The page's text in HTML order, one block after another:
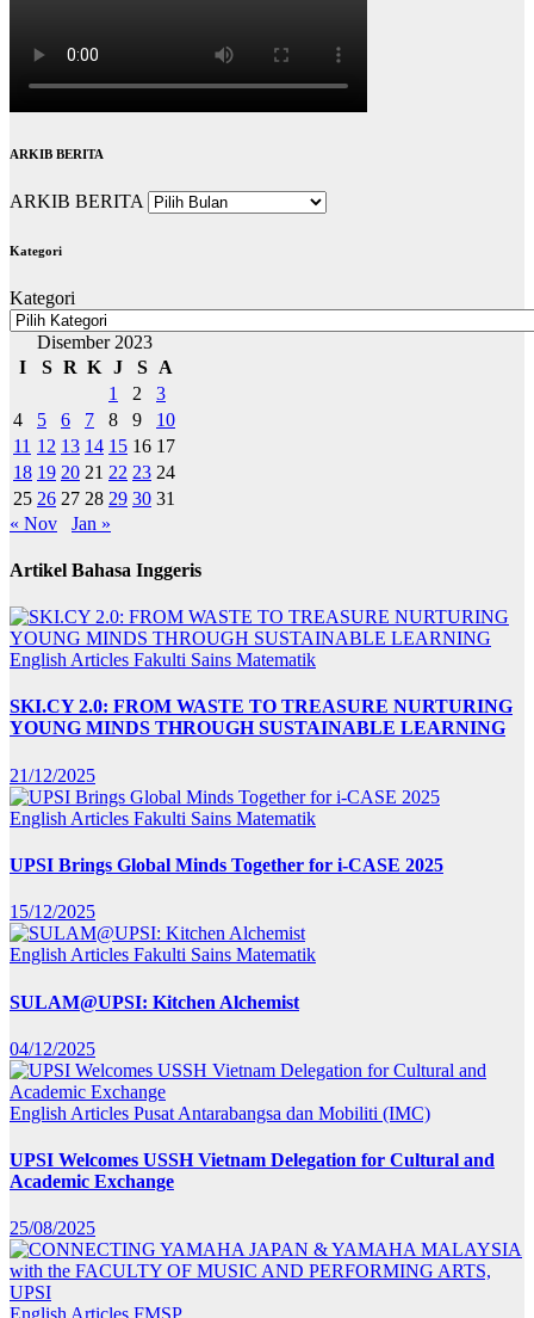
ARKIB BERITA
ARKIB BERITA
Kategori
Kategori
Disember 2023
I
S R K J S
A
1
2
3
4
5 6 7 8 9
10
11 12 13 14 15 16 17
18 19 20 21 22 23 24
25 26 27 28 29 30 31
« Nov
Jan »
Artikel Bahasa Inggeris
English Articles Fakulti Sains Matematik
SKI.CY 2.0: FROM WASTE TO TREASURE NURTURING
YOUNG MINDS THROUGH SUSTAINABLE LEARNING
21/12/2025
English Articles Fakulti Sains Matematik
UPSI Brings Global Minds Together for i-CASE 2025
15/12/2025
English Articles Fakulti Sains Matematik
SULAM@UPSI: Kitchen Alchemist
04/12/2025
English Articles Pusat Antarabangsa dan Mobiliti (IMC)
UPSI Welcomes USSH Vietnam Delegation for Cultural and
Academic Exchange
25/08/2025